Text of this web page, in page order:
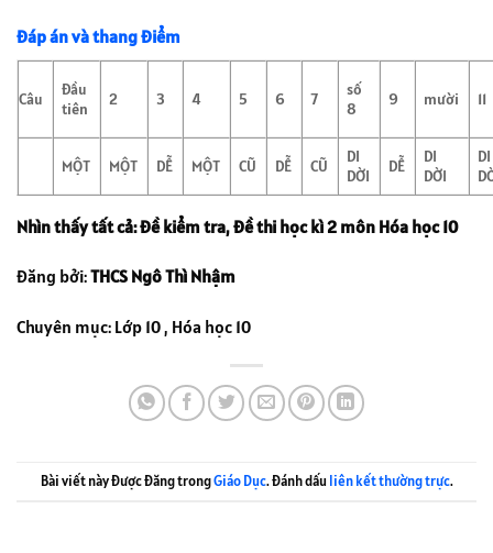
Đáp án và thang điểm
Câu
Đầu
tiên
2 3 4 5 6 7
số
8
9 mười 11
MỘT MỘT DỄ MỘT CŨ DỄ CŨ
DI
DỜI
DỄ
DI
DỜI
DI
Nhìn thấy tất cả: Đề kiểm tra, đề thi học kì 2 môn Hóa học 10
Đăng bởi:THCS Ngô Thì Nhậm
Chuyên mục: Lớp 10 , Hóa học 10
Bài viết này được đăng trongGiáo Dục. Đánh dấuliên kết thường trực.